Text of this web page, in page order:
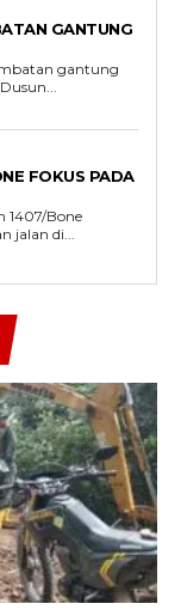
GANTUNG
gantung
FOKUS PADA
1407/Bone
jalan di...